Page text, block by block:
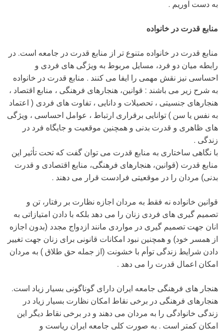
به دست آوریم .
منابع قدرت در خانواده
منابع قدرت در خانواده متنوع تر از منابع قدرت در جامعه است. در
رابطه میان دو فرد، مسایل مربوط به ویژگی های فردی و
احساسی نیز نقش مهمی را ایفا می کنند . منابع قدرت در خانواده
به شرح زیر می باشند : قوانین، هنجارهای فرهنگی ، منابع اقتصاد ،
هنجارهای جنسیتی ، تحصیلات و دانایی ، تفاوت های فردی ( اعتماد
به نفس یا سن ) توانایی برقراری ارتباط ، عوامل احساسی ، ویژگی
های ظاهری و قدرت بدنی و همچنین موقعیت و جایگاه فرد در
زندگی .
با نگاهی ساختاری به منابع قدرت می توان گفت که تحت تأثیر این
منابع قدرت (قوانین، هنجارهای فرهنگی، منابع اقتصادی و قدرت
بدنی) مردان را در موقعیتی فرادست قرار می دهند .
قوانین خانواده نه فقط به مردان اجازه نظارت بر رفتار، تن و
تصمیم گیری های فردی زنان را می دهد بلکه با دادن امتیازاتی به
انان جهت تصمیم گیری در مواردی مانند ازدواج مجدد (بدون اجازه
از همسر خود) و همچنین نبود امکانات قانونی برای زنان جهت تغییر
دادن شرایط زندگی توأم با خشونت (از جمله حق طلاق ) به مردان
امکان اعمال قدرت را می دهد .
هنجار های فرهنگی جامعه ایران دارای گوناگونی بسیار زیاد است.
هنجارهای فرهنگی در برخی نقاط امکان نظارت بسیار زیاد در
زندگی خانوادگی را به مردان می دهند و در برخی نقاط دیگر این
امکان کمتر است . به صورت کلی جامعه ایران ریاست و